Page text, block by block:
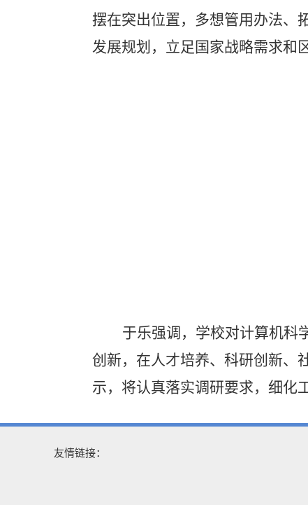
摆在突出位置，多想管用办法、
发展规划，立足国家战略需求和
于乐强调，学校对计算机科
创新，在人才培养、科研创新、
示，将认真落实调研要求，细化
友情链接：